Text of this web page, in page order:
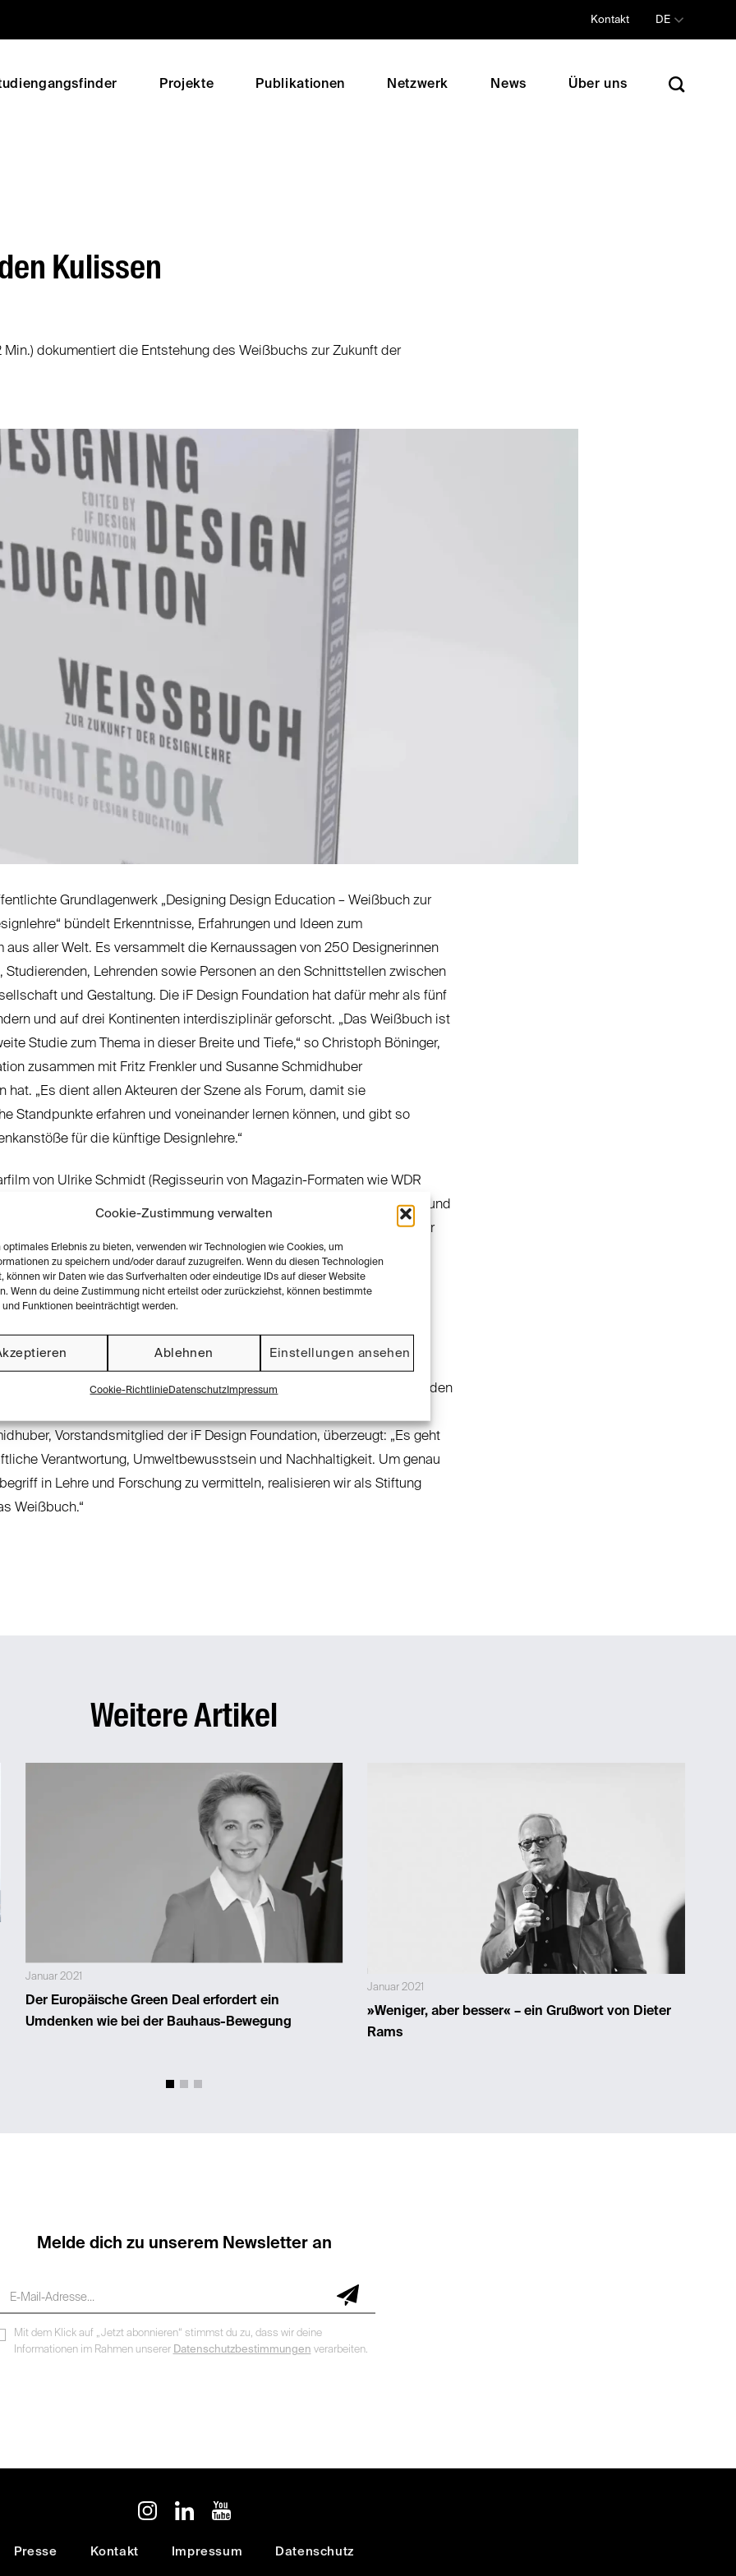
Cookie-Zustimmung verwalten
optimales Erlebnis zu bieten, verwenden wir Technologien wie Cookies, um
zu speichern und/oder darauf zuzugreifen. Wenn du diesen Technologien
können wir Daten wie das Surfverhalten oder eindeutige IDs auf dieser Website
Wenn du deine Zustimmung nicht erteilst oder zurückziehst, können bestimmte
und Funktionen beeinträchtigt werden.
Ablehnen Einstellungen ansehen
Cookie-RichtlinieDatenschutz Impressum
Kontakt DE
Projekte Publikationen Netzwerk News Über uns
Kulissen
Min.) dokumentiert die Entstehung des Weißbuchs zur Zukunft der
Grundlagenwerk „Designing Design Education – Weißbuch zur
bündelt Erkenntnisse, Erfahrungen und Ideen zum
aus aller Welt. Es versammelt die Kernaussagen von 250 Designerinnen
Studierenden, Lehrenden sowie Personen an den Schnittstellen zwischen
und Gestaltung. Die iF Design Foundation hat dafür mehr als fünf
und auf drei Kontinenten interdisziplinär geforscht. „Das Weißbuch ist
Studie zum Thema in dieser Breite und Tiefe,“ so Christoph Böninger,
zusammen mit Fritz Frenkler und Susanne Schmidhuber
hat. „Es dient allen Akteuren der Szene als Forum, damit sie
Standpunkte erfahren und voneinander lernen können, und gibt so
für die künftige Designlehre.“
von Ulrike Schmidt (Regisseurin von Magazin-Formaten wie WDR
ttt – titel, thesen, temperamente sowie Autorin von Fernsehberichten) und
Sascha Swiercz liefert jetzt einen kompakten Überblick über
Projekt.
hinter dem Projekt, was treibt sie an? Welche Ziele und Methoden
– und vor allem: Wie geht es weiter mit der Designlehre? Nicht zuletzt
wird die Berufspraxis im Design schon bald nicht mehr
sein. Aber aktuell ist weltweit keine Hochschule auf die
wirklich vorbereitet, so ein Resümée. Nicht ästhetische Fragen werden
Zukunft im Mittelpunkt stehen, sondern der public value, zeigt sich
Vorstandsmitglied der iF Design Foundation, überzeugt: „Es geht
Verantwortung, Umweltbewusstsein und Nachhaltigkeit. Um genau
in Lehre und Forschung zu vermitteln, realisieren wir als Stiftung
Weißbuch.“
Weitere Artikel
Januar 2021
Der Europäische Green Deal erfordert ein
Umdenken wie bei der Bauhaus-Bewegung
Januar 2021
»Weniger, aber besser« – ein Grußwort von Dieter
Rams
Melde dich zu unserem Newsletter an
Mit dem Klick auf „Jetzt abonnieren“ stimmst du zu, dass wir deine
Informationen im Rahmen unserer Datenschutzbestimmungen verarbeiten.
Presse Kontakt Impressum Datenschutz